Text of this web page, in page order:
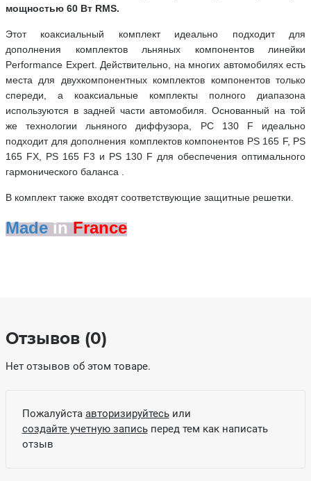
мощностью 60 Вт RMS.
Этот коаксиальный комплект идеально подходит для
дополнения комплектов льняных компонентов линейки
Performance Expert. Действительно, на многих автомобилях есть
места для двухкомпонентных комплектов компонентов только
спереди, а коаксиальные комплекты полного диапазона
используются в задней части автомобиля. Основанный на той
же технологии льняного диффузора, PC 130 F идеально
подходит для дополнения комплектов компонентов PS 165 F, PS
165 FX, PS 165 F3 и PS 130 F для обеспечения оптимального
гармонического баланса .
В комплект также входят соответствующие защитные решетки.
Made in France
Отзывов (0)
Нет отзывов об этом товаре.
Пожалуйста авторизируйтесьили
создайте учетную записьперед тем как написать
отзыв